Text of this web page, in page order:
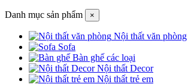
Danh mục sản phẩm ×
Nội thất văn phòng
Sofa
Bàn ghế các loại
Nội thất Decor
Nội thất trẻ em